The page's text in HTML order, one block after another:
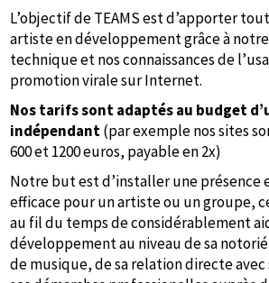
L’objectif de TEAMS est d’apporter
artiste en développement grâce à
technique et nos connaissances de
promotion virale sur Internet.
Nos tarifs sont adaptés au budget
indépendant(par exemple nos sites
600 et 1200 euros, payable en 2x)
Notre but est d’installer une présence
efficace pour un artiste ou un groupe,
au fil du temps de considérablement
développement au niveau de sa
de musique, de sa relation directe